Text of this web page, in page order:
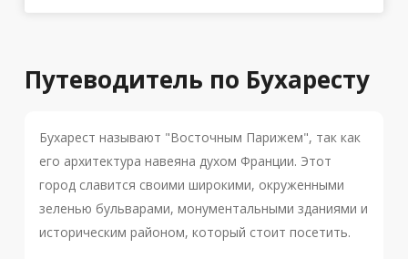
Путеводитель по Бухаресту
Бухарест называют "Восточным Парижем", так как
его архитектура навеяна духом Франции. Этот
город славится своими широкими, окруженными
зеленью бульварами, монументальными зданиями и
историческим районом, который стоит посетить.